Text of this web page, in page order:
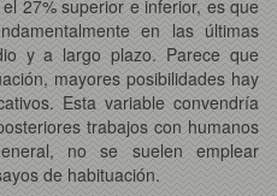
27% superior e inferior, es que
en las últimas
y a largo plazo. Parece que
mayores posibilidades hay
Esta variable convendría
trabajos con humanos
no se suelen emplear
de habituación.